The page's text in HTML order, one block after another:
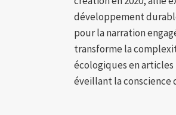
développement
pour la narration
transforme la
écologiques en
éveillant la conscience